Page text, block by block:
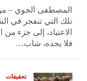
المصطفى الجوي –
تلك التي تنفجر في
الاعتياد، إلى جزء
فلا يجده، شاب…
تحقيقات